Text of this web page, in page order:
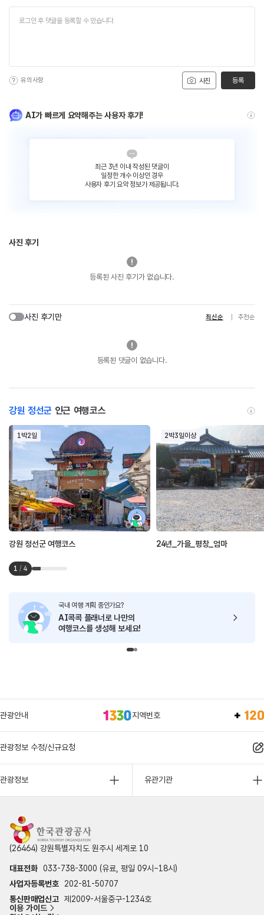
사진
유의사항 등록
AI가 빠르게 요약해주는 사용자 후기!
최근 3년 이내 작성된 댓글이
일정한 개수 이상인 경우
사용자 후기 요약 정보가 제공됩니다.
사진 후기
등록된 사진 후기가 없습니다.
사진 후기만 최신순 추천순
등록된 댓글이 없습니다.
강원 정선군 인근 여행코스
1박2일
강원 정선군 여행코스
2박3일이상
24년_가을_평창_엄마
1 / 4
국내 여행 계획 중인가요?
AI콕콕 플래너로 나만의
여행코스를 생성해 보세요!
관광안내 지역번호
관광정보 수정/신규요청
관광정보 유관기관
(26464) 강원특별자치도 원주시 세계로 10
대표전화 033-738-3000 (유료, 평일 09시~18시)
사업자등록번호
202-81-50707
통신판매업신고 제2009-서울중구-1234호
이용 가이드